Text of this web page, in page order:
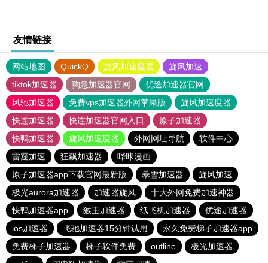
友情链接
网站地图 QuickQ 旋风加速度器
旋风加速
tiktok加速器
狗急加速器官网
优途加速器官网
风驰加速器
免费vps加速器外网苹果版
旋风加速度器
快连加速器
快连加速器官网入口
原子加速器
快鸭加速器
旋风加速度器 外网网址导航
软件中心
雷霆加速
狂飙加速器
哔咔漫画
原子加速器app下载官网最新版
暴雪加速器
旋风加速
极光aurora加速器
加速器旋风
十大外网免费加速神器
快鸭加速器app
猴王加速器 纸飞机加速器
优途加速器
ios加速器
飞驰加速器15分钟试用
永久免费梯子加速器app
免费梯子加速器
梯子软件免费 outline
极光加速器